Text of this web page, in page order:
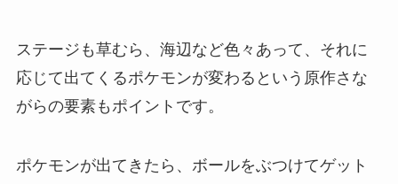
ステージも草むら、海辺など色々あって、それに
応じて出てくるポケモンが変わるという原作さな
がらの要素もポイントです。
ポケモンが出てきたら、ボールをぶつけてゲット